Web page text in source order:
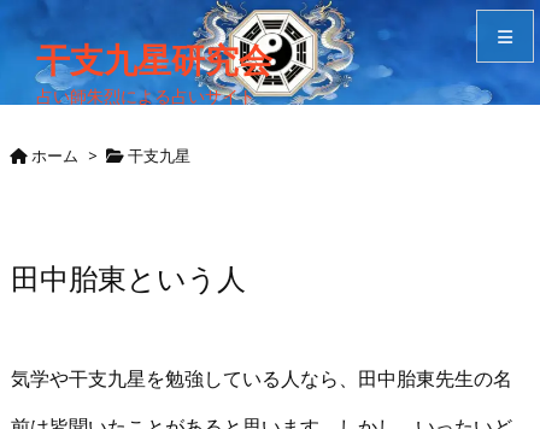
干支九星研究会
占い師朱烈による占いサイト
ホーム > 干支九星
田中胎東という人
気学や干支九星を勉強している人なら、田中胎東先生の名